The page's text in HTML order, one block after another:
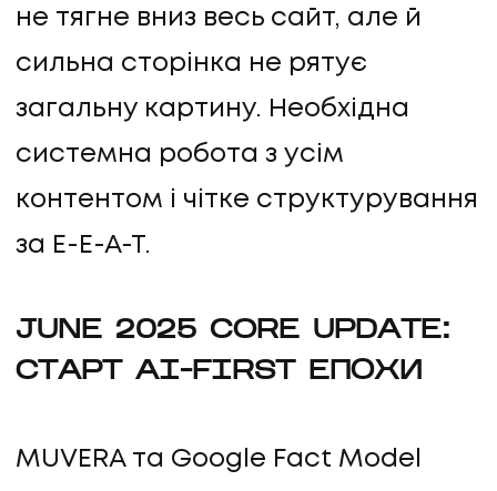
не тягне вниз весь сайт, але й
сильна сторінка не рятує
загальну картину. Необхідна
системна робота з усім
контентом і чітке структурування
за E-E-A-T.
JUNE 2025 CORE UPDATE:
СТАРТ AI-FIRST ЕПОХИ
MUVERA та Google Fact Model